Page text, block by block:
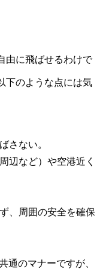
由に飛ばせるわけで
下のような点には気
さない。
辺など）や空港近く
、周囲の安全を確保
通のマナーですが、